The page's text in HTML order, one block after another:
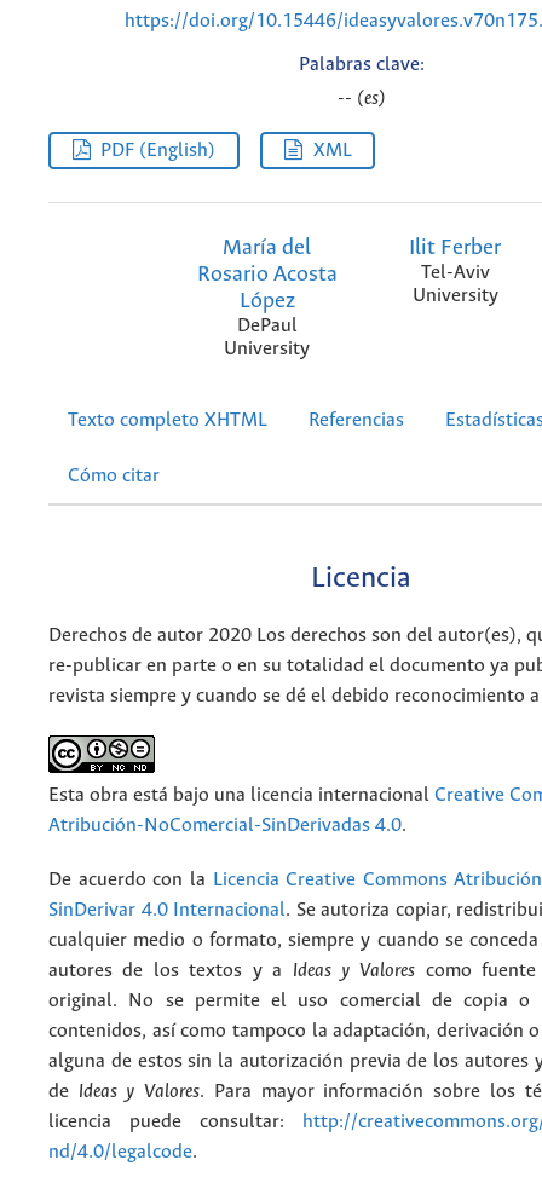
https://doi.org/10.15446/
Palabras clave:
-- (es)
PDF (English) XML
María del
Rosario Acosta
López
DePaul
University
Ilit Ferber
Tel-Aviv
University
Texto completo XHTML Referencias
Cómo citar
Licencia
Derechos de autor 2020 Los derechos son del autor(es),
re-publicar en parte o en su totalidad el documento ya
revista siempre y cuando se dé el debido reconocimiento
Esta obra está bajo una licencia internacional Creative
Atribución-NoComercial-SinDerivadas 4.0.
De acuerdo con la Licencia Creative Commons
SinDerivar 4.0 Internacional. Se autoriza copiar,
cualquier medio o formato, siempre y cuando se
autores de los textos y a Ideas y Valores como
original. No se permite el uso comercial de copia o
contenidos, así como tampoco la adaptación, derivación
alguna de estos sin la autorización previa de los autores
de Ideas y Valores. Para mayor información sobre los
licencia puede consultar:
http://
nd/4.0/legalcode.